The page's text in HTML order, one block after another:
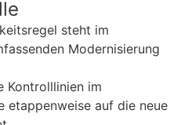
steht im
Modernisierung
Kontrolllinien im
etappenweise auf die neue